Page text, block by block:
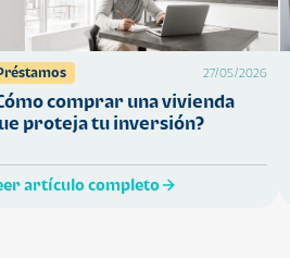
27/05/2026
comprar una vivienda
proteja tu inversión?
artículo completo